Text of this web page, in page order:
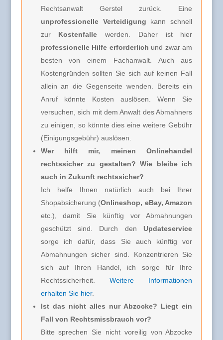
Rechtsanwalt Gerstel zurück. Eine
unprofessionelle Verteidigung kann schnell
zur Kostenfalle werden. Daher ist hier
professionelle Hilfe erforderlich und zwar am
besten von einem Fachanwalt. Auch aus
Kostengründen sollten Sie sich auf keinen Fall
allein an die Gegenseite wenden. Bereits ein
Anruf könnte Kosten auslösen. Wenn Sie
versuchen, sich mit dem Anwalt des Abmahners
zu einigen, so könnte dies eine weitere Gebühr
(Einigungsgebühr) auslösen.
Wer hilft mir, meinen Onlinehandel
rechtssicher zu gestalten? Wie bleibe ich
auch in Zukunft rechtssicher?
Ich helfe Ihnen natürlich auch bei Ihrer
Shopabsicherung (Onlineshop, eBay, Amazon
etc.), damit Sie künftig vor Abmahnungen
geschützt sind. Durch den Updateservice
sorge ich dafür, dass Sie auch künftig vor
Abmahnungen sicher sind. Konzentrieren Sie
sich auf Ihren Handel, ich sorge für Ihre
Rechtssicherheit. Weitere Informationen
erhalten Sie hier.
Ist das nicht alles nur Abzocke? Liegt ein
Fall von Rechtsmissbrauch vor?
Bitte sprechen Sie nicht voreilig von Abzocke